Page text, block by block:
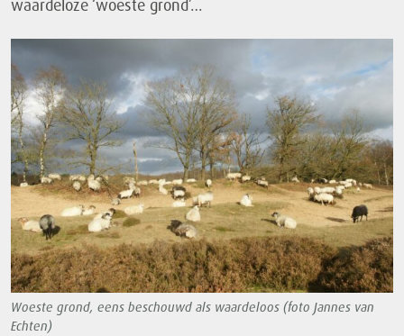
waardeloze ‘woeste grond’…
Woeste grond, eens beschouwd als waardeloos (foto Jannes van
Echten)